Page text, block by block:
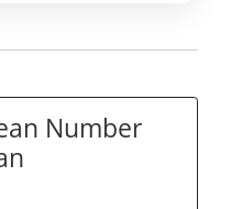
Number